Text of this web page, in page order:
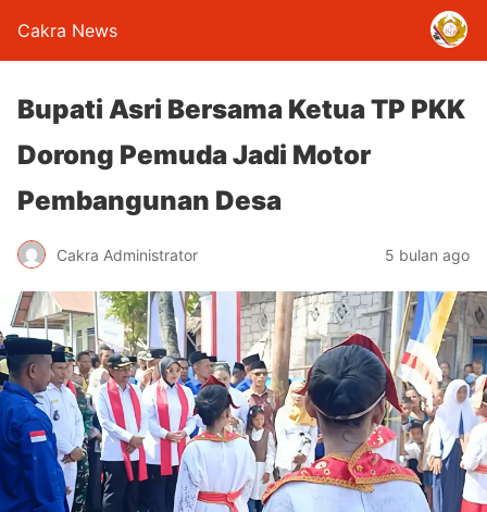
Cakra News
Bupati Asri Bersama Ketua TP PKK
Dorong Pemuda Jadi Motor
Pembangunan Desa
Cakra Administrator 5 bulan ago